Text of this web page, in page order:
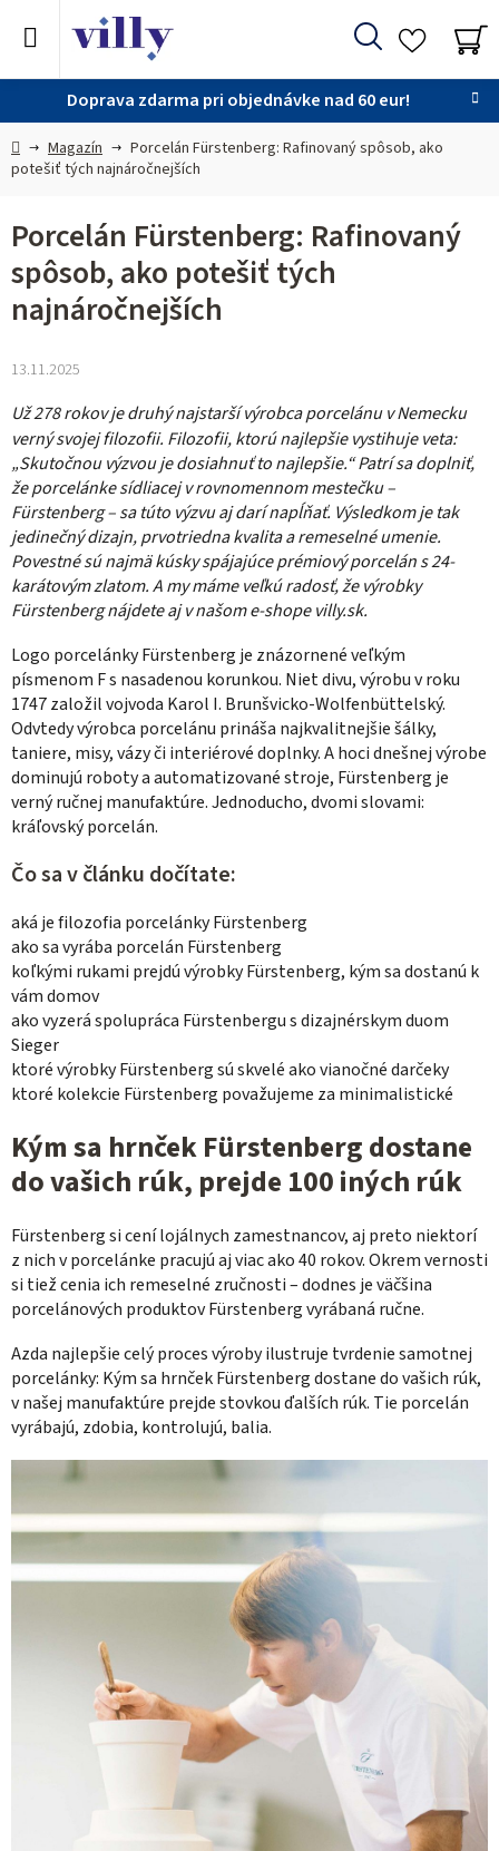
Doprava zdarma pri objednávke nad 60 eur!
Hľadať
DomovMagazín
Porcelán Fürstenberg: Rafinovaný spôsob, ako
potešiť tých najnáročnejších
Porcelán Fürstenberg: Rafinovaný
spôsob, ako potešiť tých
najnáročnejších
13.11.2025
Už 278 rokov je druhý najstarší výrobca porcelánu v Nemecku
verný svojej filozofii. Filozofii, ktorúnajlepšie vystihuje veta:
„Skutočnou výzvou je dosiahnuť to najlepšie.“Patrí sa doplniť,
že porcelánke sídliacej v rovnomennom mestečku –
Fürstenberg –sa túto výzvu ajdarí napĺňať. Výsledkom jetak
jedinečný dizajn, prvotriedna kvalita a remeselné umenie.
Povestné sú najmä kúsky spájajúce prémiový porcelán s 24-
karátovým zlatom. A my máme veľkú radosť, že výrobky
Fürstenberg nájdete aj v našom e-shope villy.sk.
Logo porcelánkyFürstenberg je znázornené veľkým
písmenom F s nasadenou korunkou. Niet divu, výrobu v roku
1747 založil vojvoda Karol I. Brunšvicko-Wolfenbüttelský.
Odvtedy výrobca porcelánu prináša najkvalitnejšie šálky,
taniere, misy, vázy či interiérové doplnky. A hoci dnešnej výrobe
dominujú roboty a automatizované stroje, Fürstenberg je
verný ručnej manufaktúre.Jednoducho, dvomi slovami:
kráľovský porcelán.
Čo sa v článku dočítate:
aká je filozofia porcelánkyFürstenberg
ako sa vyrába porcelán Fürstenberg
koľkými rukami prejdú výrobkyFürstenberg, kým sa dostanú k
vám domov
ako vyzerá spolupráca Fürstenbergu s dizajnérskym duom
Sieger
ktoré výrobky Fürstenberg sú skvelé ako vianočné darčeky
ktoré kolekcie Fürstenberg považujeme za minimalistické
Kým sa hrnček Fürstenberg dostane
do vašich rúk, prejde 100 iných rúk
Fürstenberg si cení lojálnych zamestnancov, aj preto niektorí
z nich v porcelánke pracujú aj viac ako 40 rokov. Okrem vernosti
si tiež cenia ich remeselné zručnosti – dodnes je väčšina
porcelánových produktov Fürstenberg vyrábaná ručne.
Azda najlepšie celý proces výroby ilustruje tvrdenie samotnej
porcelánky: Kým sa hrnček Fürstenberg dostane do vašich rúk,
v našej manufaktúre prejde stovkou ďalších rúk. Tie porcelán
vyrábajú, zdobia, kontrolujú, balia.